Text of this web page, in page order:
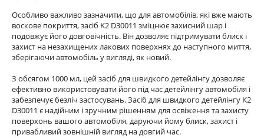
Особливо важливо зазначити, що для автомобілів, які вже мають
воскове покриття, засіб K2 D30011 зміцнює захисний шар і
подовжує його довговічність. Він дозволяє підтримувати блиск і
захист на незахищених лакових поверхнях до наступного миття,
зберігаючи автомобіль у вигляді, як новий.
З обсягом 1000 мл, цей засіб для швидкого детейлінгу дозволяє
ефективно використовувати його під час детейлінгу автомобіля і
забезпечує безліч застосувань. Засіб для швидкого детейлінгу K2
D30011 є надійним і зручним рішенням для освіження та захисту
поверхонь вашого автомобіля, даруючи йому блиск, захист і
привабливий зовнішній вигляд на довгий час.